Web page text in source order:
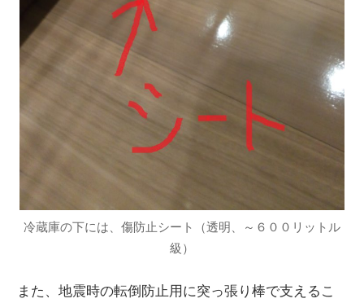
冷蔵庫の下には、傷防止シート（透明、～６００リットル
級）
また、地震時の転倒防止用に突っ張り棒で支えるこ